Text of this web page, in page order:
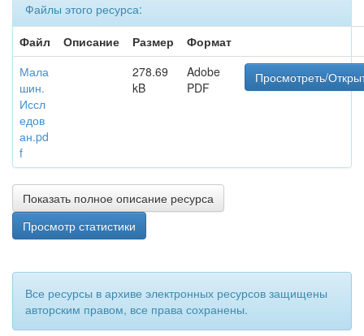
Файлы этого ресурса:
Файл
Описание Размер
Формат
Мала
шин.
Иссл
едов
ан.pd
f
278.69
kB
Adobe
PDF
Просмотреть/
Показать полное описание ресурса
Просмотр статистики
Все ресурсы в архиве электронных ресурсов защищены
авторским правом, все права сохранены.